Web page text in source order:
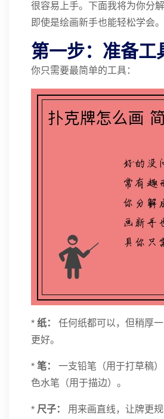
很容易上手。下面我将为你分
即使是绘画新手也能轻松学会。
第一步：准备工
你只需要最简单的工具：
* 纸：
任何纸都可以，但稍厚
更好。
* 笔：
一支铅笔（用于打草稿
色水笔（用于描边）。
* 尺子： 用来画直线，让牌更规